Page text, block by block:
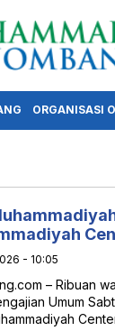
ORGANISASI
- 10:05
– Ribuan
Umum